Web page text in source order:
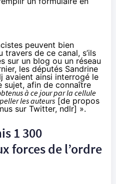
peuvent bien
travers de ce canal, s’ils
sur un blog ou un réseau
les députés Sandrine
avaient ainsi interrogé le
sujet, afin de connaître
à ce jour par la cellule
les auteurs [de propos
sur Twitter, ndlr] ».
1 300
forces de l’ordre